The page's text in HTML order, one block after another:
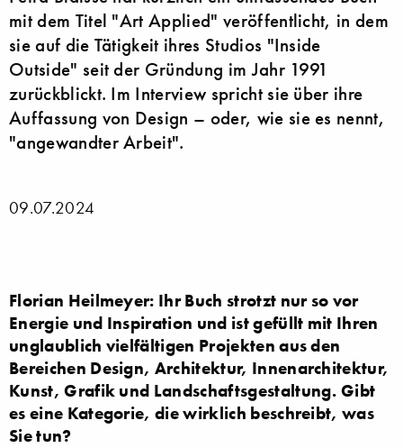
mit dem Titel "Art Applied" veröffentlicht, in dem
sie auf die Tätigkeit ihres Studios "Inside
Outside" seit der Gründung im Jahr 1991
zurückblickt. Im Interview spricht sie über ihre
Auffassung von Design – oder, wie sie es nennt,
"angewandter Arbeit".
09.07.2024
Florian Heilmeyer: Ihr Buch strotzt nur so vor
Energie und Inspiration und ist gefüllt mit Ihren
unglaublich vielfältigen Projekten aus den
Bereichen Design, Architektur, Innenarchitektur,
Kunst, Grafik und Landschaftsgestaltung. Gibt
es eine Kategorie, die wirklich beschreibt, was
Sie tun?